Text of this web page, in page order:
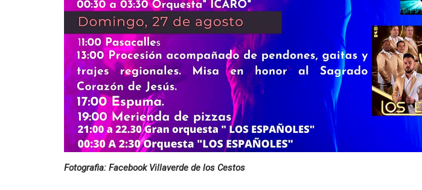
Fotografia: Facebook Villaverde de los Cestos